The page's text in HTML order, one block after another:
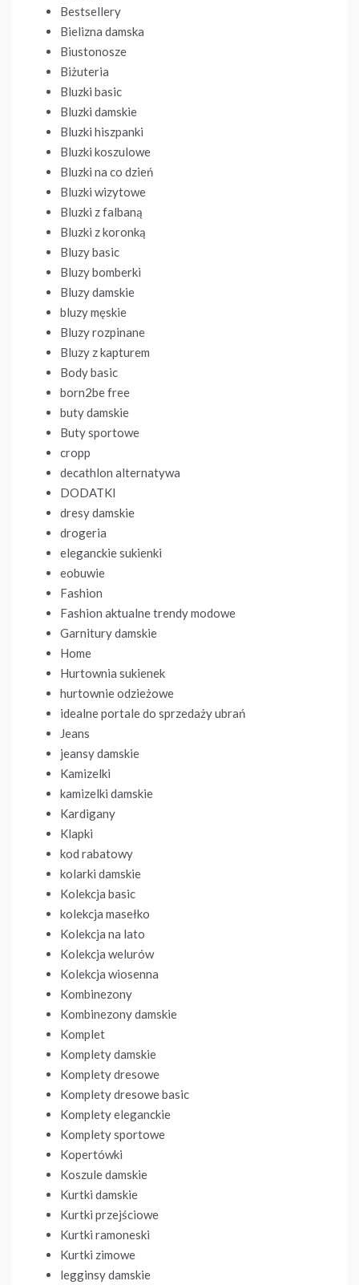
Bestsellery
Bielizna damska
Biustonosze
Biżuteria
Bluzki basic
Bluzki damskie
Bluzki hiszpanki
Bluzki koszulowe
Bluzki na co dzień
Bluzki wizytowe
Bluzki z falbaną
Bluzki z koronką
Bluzy basic
Bluzy bomberki
Bluzy damskie
bluzy męskie
Bluzy rozpinane
Bluzy z kapturem
Body basic
born2be free
buty damskie
Buty sportowe
cropp
decathlon alternatywa
DODATKI
dresy damskie
drogeria
eleganckie sukienki
eobuwie
Fashion
Fashion aktualne trendy modowe
Garnitury damskie
Home
Hurtownia sukienek
hurtownie odzieżowe
idealne portale do sprzedaży ubrań
Jeans
jeansy damskie
Kamizelki
kamizelki damskie
Kardigany
Klapki
kod rabatowy
kolarki damskie
Kolekcja basic
kolekcja masełko
Kolekcja na lato
Kolekcja welurów
Kolekcja wiosenna
Kombinezony
Kombinezony damskie
Komplet
Komplety damskie
Komplety dresowe
Komplety dresowe basic
Komplety eleganckie
Komplety sportowe
Kopertówki
Koszule damskie
Kurtki damskie
Kurtki przejściowe
Kurtki ramoneski
Kurtki zimowe
legginsy damskie